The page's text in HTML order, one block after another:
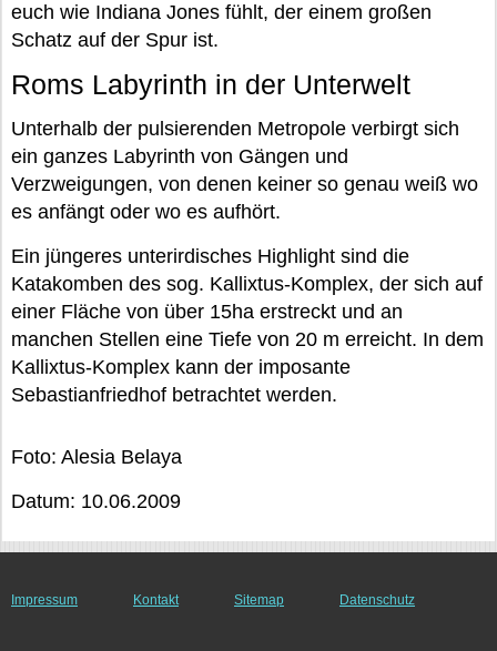
euch wie Indiana Jones fühlt, der einem großen
Schatz auf der Spur ist.
Roms Labyrinth in der Unterwelt
Unterhalb der pulsierenden Metropole verbirgt sich
ein ganzes Labyrinth von Gängen und
Verzweigungen, von denen keiner so genau weiß wo
es anfängt oder wo es aufhört.
Ein jüngeres unterirdisches Highlight sind die
Katakomben des sog. Kallixtus-Komplex, der sich auf
einer Fläche von über 15ha erstreckt und an
manchen Stellen eine Tiefe von 20 m erreicht. In dem
Kallixtus-Komplex kann der imposante
Sebastianfriedhof betrachtet werden.
Foto: Alesia Belaya
Datum: 10.06.2009
Impressum Kontakt Sitemap Datenschutz